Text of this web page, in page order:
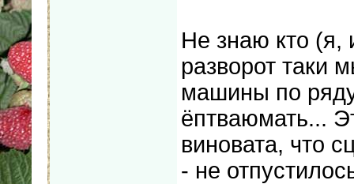
Не знаю кто (я,
разворот таки
машины по
ёптваюмать...
виновата, что
- не